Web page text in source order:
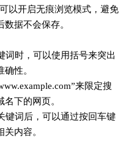
以开启无痕浏览模式，避免
据不会保存。
词时，可以使用括号来突出
性。
来限定搜
下的网页。
键词后，可以通过按回车键
内容。